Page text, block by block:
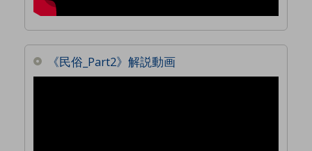
《民俗_Part2》解説動画